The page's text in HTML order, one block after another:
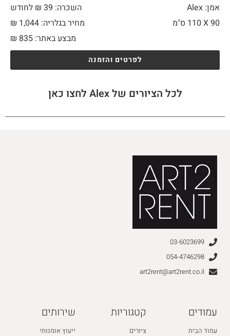
אמן: Alex
השכרה: 39 ₪ לחודש
90 X
מחיר בגלריה: 1,044 ₪
מבצע באתר:
₪ 835
לפרטים והזמנה
לכל הציורים של Alex לחצו כאן
03-6023699
054-4746298
art2rent@art2rent.co.il
עמודים
עמוד הבית
קטגוריות
ציורים
שירותים
ייעוץ אומנותי